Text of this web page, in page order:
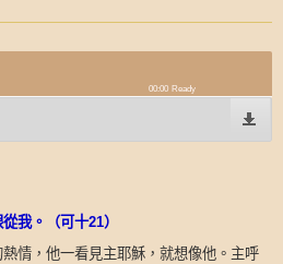
00:00 Ready
我。（可十21）
情，他一看見主耶穌，就想像他。主呼